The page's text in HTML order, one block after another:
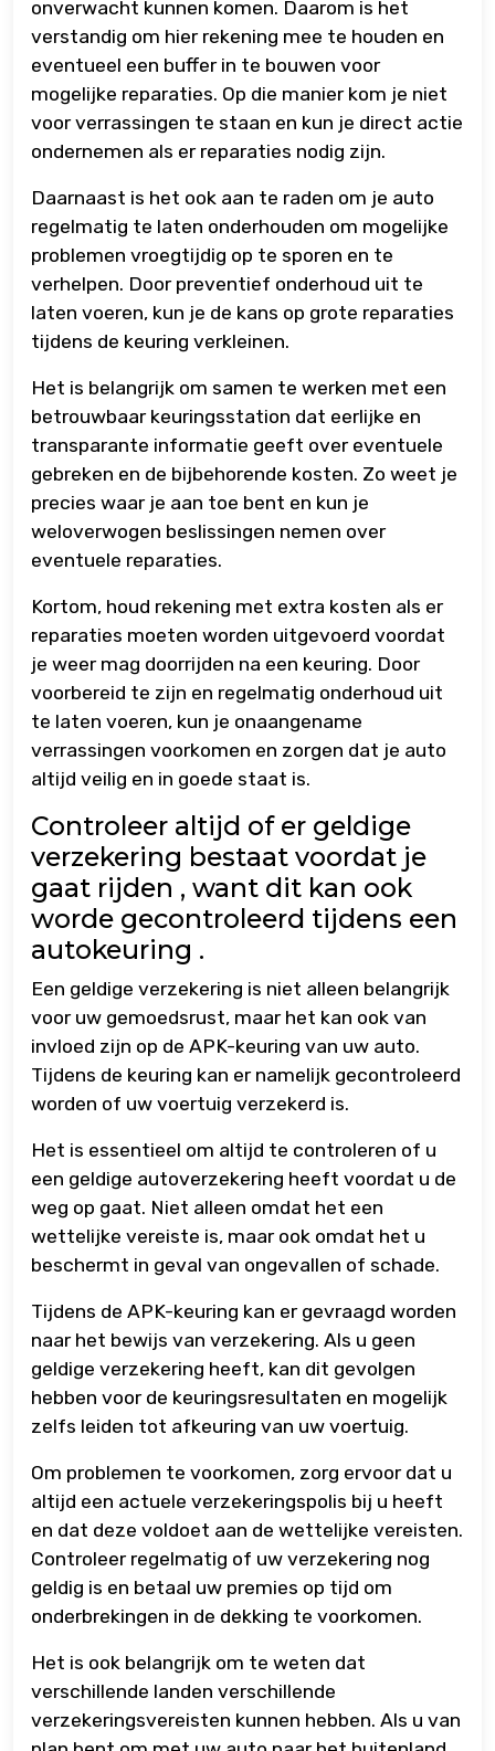
onverwacht kunnen komen. Daarom is het
verstandig om hier rekening mee te houden en
eventueel een buffer in te bouwen voor
mogelijke reparaties. Op die manier kom je niet
voor verrassingen te staan en kun je direct actie
ondernemen als er reparaties nodig zijn.
Daarnaast is het ook aan te raden om je auto
regelmatig te laten onderhouden om mogelijke
problemen vroegtijdig op te sporen en te
verhelpen. Door preventief onderhoud uit te
laten voeren, kun je de kans op grote reparaties
tijdens de keuring verkleinen.
Het is belangrijk om samen te werken met een
betrouwbaar keuringsstation dat eerlijke en
transparante informatie geeft over eventuele
gebreken en de bijbehorende kosten. Zo weet je
precies waar je aan toe bent en kun je
weloverwogen beslissingen nemen over
eventuele reparaties.
Kortom, houd rekening met extra kosten als er
reparaties moeten worden uitgevoerd voordat
je weer mag doorrijden na een keuring. Door
voorbereid te zijn en regelmatig onderhoud uit
te laten voeren, kun je onaangename
verrassingen voorkomen en zorgen dat je auto
altijd veilig en in goede staat is.
Controleer altijd of er geldige
verzekering bestaat voordat je
gaat rijden , want dit kan ook
worde gecontroleerd tijdens een
autokeuring .
Een geldige verzekering is niet alleen belangrijk
voor uw gemoedsrust, maar het kan ook van
invloed zijn op de APK-keuring van uw auto.
Tijdens de keuring kan er namelijk gecontroleerd
worden of uw voertuig verzekerd is.
Het is essentieel om altijd te controleren of u
een geldige autoverzekering heeft voordat u de
weg op gaat. Niet alleen omdat het een
wettelijke vereiste is, maar ook omdat het u
beschermt in geval van ongevallen of schade.
Tijdens de APK-keuring kan er gevraagd worden
naar het bewijs van verzekering. Als u geen
geldige verzekering heeft, kan dit gevolgen
hebben voor de keuringsresultaten en mogelijk
zelfs leiden tot afkeuring van uw voertuig.
Om problemen te voorkomen, zorg ervoor dat u
altijd een actuele verzekeringspolis bij u heeft
en dat deze voldoet aan de wettelijke vereisten.
Controleer regelmatig of uw verzekering nog
geldig is en betaal uw premies op tijd om
onderbrekingen in de dekking te voorkomen.
Het is ook belangrijk om te weten dat
verschillende landen verschillende
verzekeringsvereisten kunnen hebben. Als u van